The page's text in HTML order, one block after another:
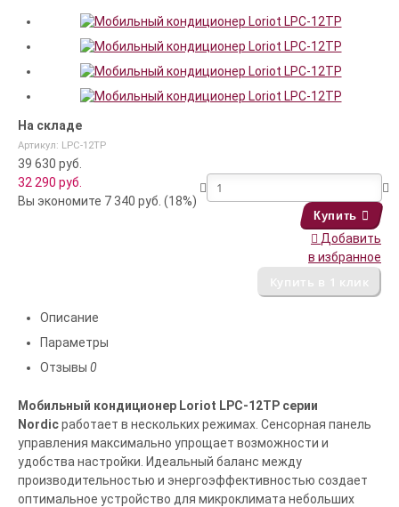
На складе
Артикул: LPC-12TP
39 630 руб.
32 290 руб.
Вы экономите 7 340 руб. (18%)
Купить
Добавить
в избранное
Описание
Параметры
Отзывы 0
Мобильный кондиционер Loriot LPC-12TP серии
Nordicработает в нескольких режимах. Сенсорная панель
управления максимально упрощает возможности и
удобства настройки. Идеальный баланс между
производительностью и энергоэффективностью создает
оптимальное устройство для микроклимата небольших